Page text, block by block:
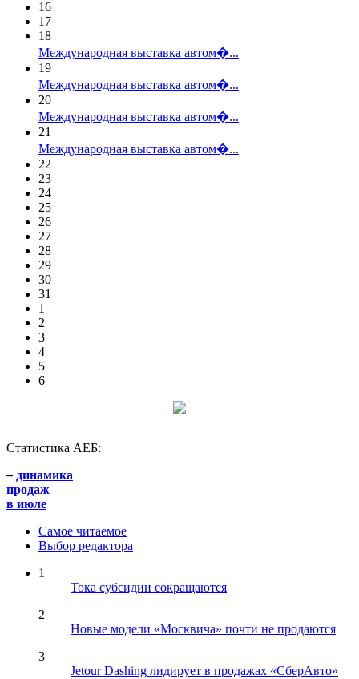
16
17
18
Международная выставка автом�...
19
Международная выставка автом�...
20
Международная выставка автом�...
21
Международная выставка автом�...
22
23
24
25
26
27
28
29
30
31
1
2
3
4
5
6
Статистика АЕБ:
– динамика
продаж
в июле
Самое читаемое
Выбор редактора
1
Тока субсидии сокращаются
2
Новые модели «Москвича» почти не продаются
3
Jetour Dashing лидирует в продажах «СберАвто»